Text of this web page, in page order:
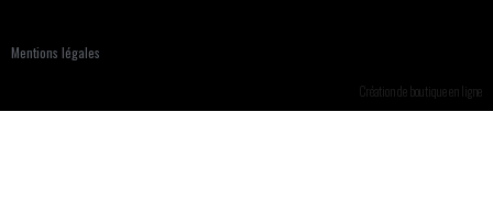
Mentions légales
Création de boutique en ligne